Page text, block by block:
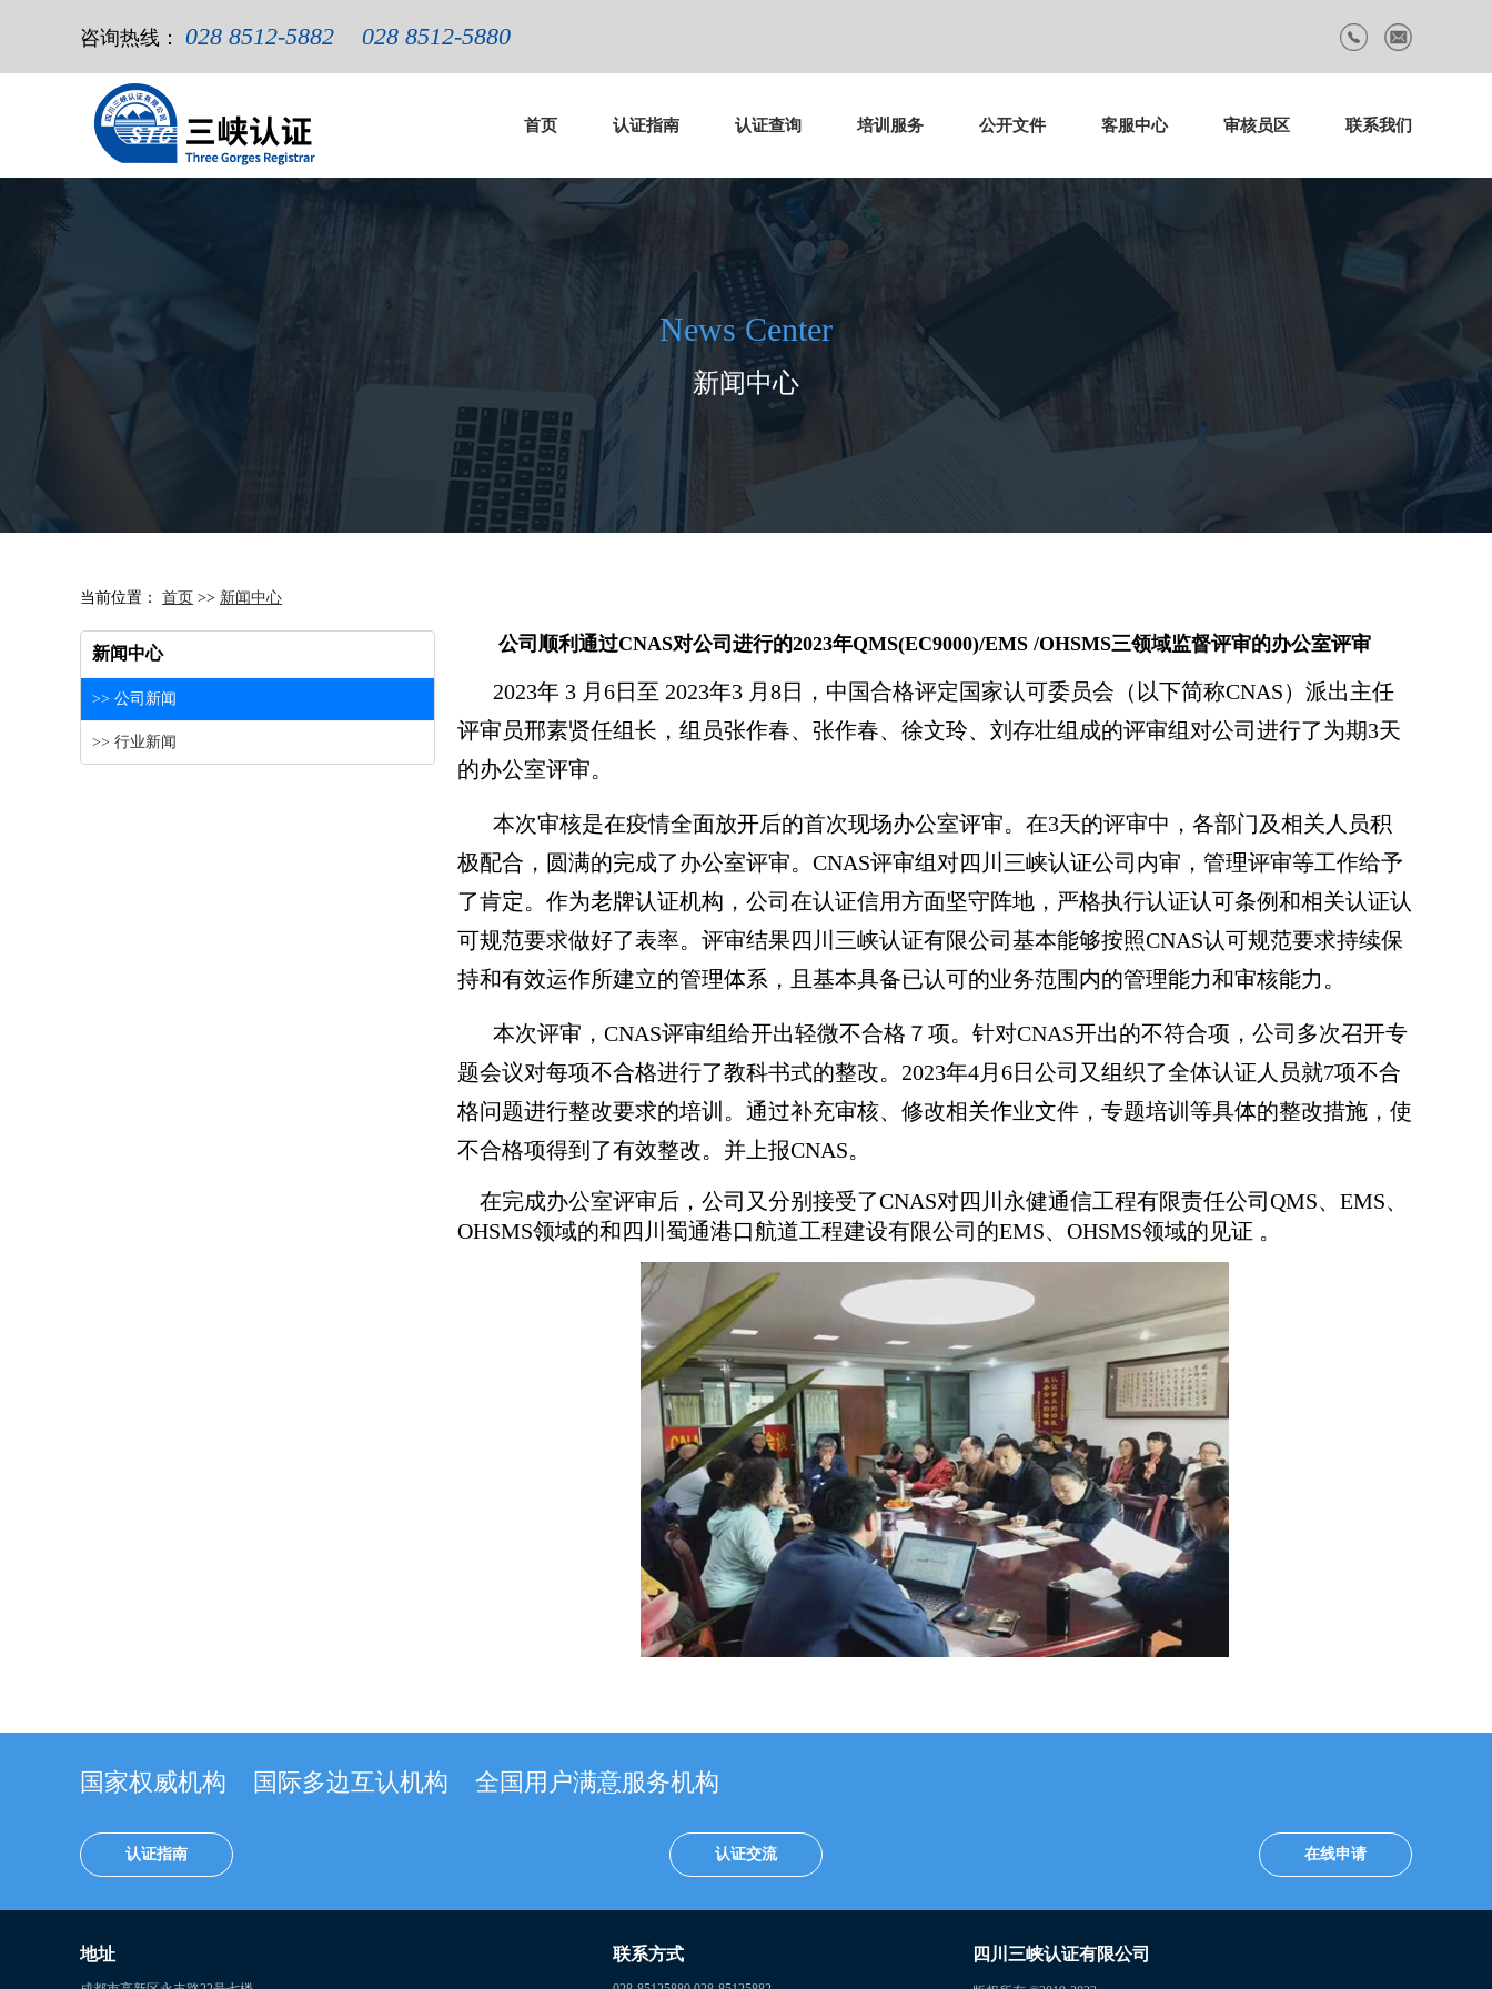
咨询热线： 028 8512-5882 028 8512-5880
首页 认证指南 认证查询 培训服务 公开文件 客服中心 审核员区 联系我们
News Center
新闻中心
当前位置： 首页 >> 新闻中心
新闻中心
>> 公司新闻
>> 行业新闻
公司顺利通过CNAS对公司进行的2023年QMS(EC9000)/EMS /OHSMS三领域监督评审的办公室评审
2023年 3 月6日至 2023年3 月8日，中国合格评定国家认可委员会（以下简称CNAS）派出主任
评审员邢素贤任组长，组员张作春、张作春、徐文玲、刘存壮组成的评审组对公司进行了为期3天
的办公室评审。
本次审核是在疫情全面放开后的首次现场办公室评审。在3天的评审中，各部门及相关人员积
极配合，圆满的完成了办公室评审。CNAS评审组对四川三峡认证公司内审，管理评审等工作给予
了肯定。作为老牌认证机构，公司在认证信用方面坚守阵地，严格执行认证认可条例和相关认证认
可规范要求做好了表率。评审结果四川三峡认证有限公司基本能够按照CNAS认可规范要求持续保
持和有效运作所建立的管理体系，且基本具备已认可的业务范围内的管理能力和审核能力。
本次评审，CNAS评审组给开出轻微不合格７项。针对CNAS开出的不符合项，公司多次召开专
题会议对每项不合格进行了教科书式的整改。2023年4月6日公司又组织了全体认证人员就7项不合
格问题进行整改要求的培训。通过补充审核、修改相关作业文件，专题培训等具体的整改措施，使
不合格项得到了有效整改。并上报CNAS。
在完成办公室评审后，公司又分别接受了CNAS对四川永健通信工程有限责任公司QMS、EMS、
OHSMS领域的和四川蜀通港口航道工程建设有限公司的EMS、OHSMS领域的见证 。
国家权威机构 国际多边互认机构 全国用户满意服务机构
认证指南 认证交流 在线申请
地址 联系方式 四川三峡认证有限公司